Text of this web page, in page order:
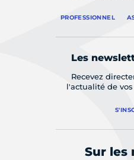
PROFESSIONNEL
Les
Recevez
l'actualité de
Sur les